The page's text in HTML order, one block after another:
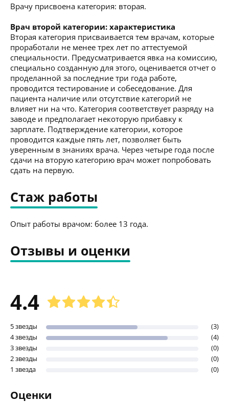
Врачу присвоена категория: вторая.
Врач второй категории: характеристика
Вторая категория присваивается тем врачам, которые
проработали не менее трех лет по аттестуемой
специальности. Предусматривается явка на комиссию,
специально созданную для этого, оценивается отчет о
проделанной за последние три года работе,
проводится тестирование и собеседование. Для
пациента наличие или отсутствие категорий не
влияет ни на что. Категория соответствует разряду на
заводе и предполагает некоторую прибавку к
зарплате. Подтверждение категории, которое
проводится каждые пять лет, позволяет быть
уверенным в знаниях врача. Через четыре года после
сдачи на вторую категорию врач может попробовать
сдать на первую.
Стаж работы
Опыт работы врачом: более 13 года.
Отзывы и оценки
4.4
5 звезды
(3)
4 звезды
(4)
3 звезды
(0)
2 звезды
(0)
1 звезда
(0)
Оценки